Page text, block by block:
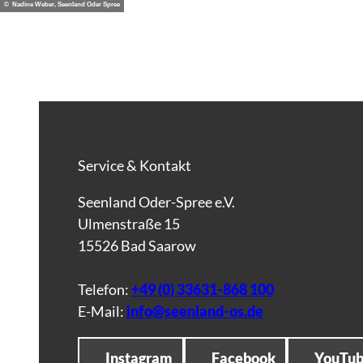
© Nadine Weber, Seenland Oder Spree
Service & Kontakt
Seenland Oder-Spree e.V.
Ulmenstraße 15
15526 Bad Saarow
Telefon:+49 (0) 33631-868 100
E-Mail: info@seenland-os.de
Instagram Facebook